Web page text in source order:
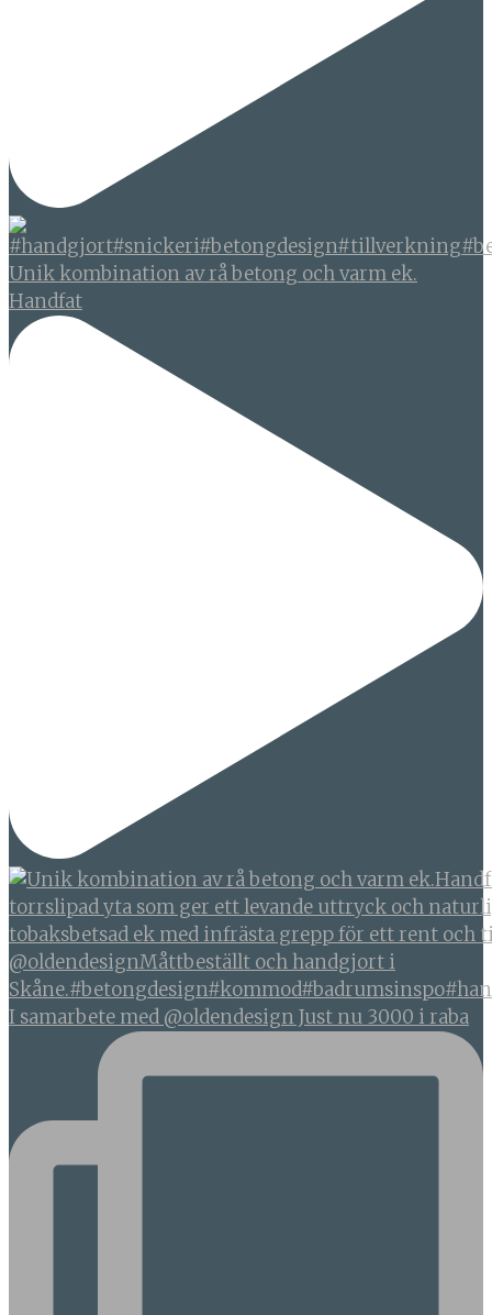
Unik kombination av rå betong och varm ek.
Handfat
I samarbete med @oldendesign Just nu 3000 i raba